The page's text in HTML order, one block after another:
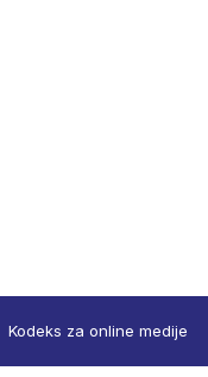
Kodeks za online medije